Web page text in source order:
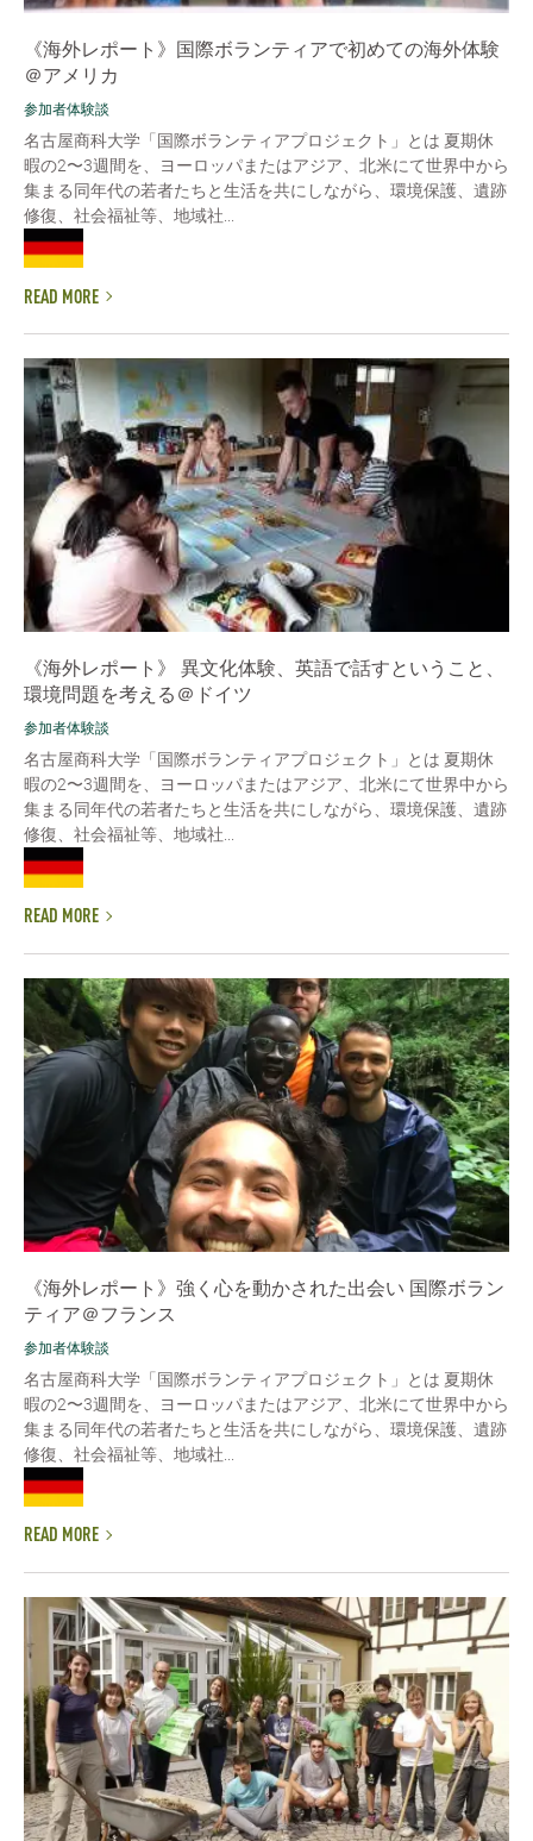
《海外レポート》国際ボランティアで初めての海外体験
＠アメリカ
参加者体験談
名古屋商科大学「国際ボランティアプロジェクト」とは 夏期休
暇の2〜3週間を、ヨーロッパまたはアジア、北米にて世界中から
集まる同年代の若者たちと生活を共にしながら、環境保護、遺跡
修復、社会福祉等、地域社...
READ MORE
《海外レポート》 異文化体験、英語で話すということ、
環境問題を考える＠ドイツ
参加者体験談
名古屋商科大学「国際ボランティアプロジェクト」とは 夏期休
暇の2〜3週間を、ヨーロッパまたはアジア、北米にて世界中から
集まる同年代の若者たちと生活を共にしながら、環境保護、遺跡
修復、社会福祉等、地域社...
READ MORE
《海外レポート》強く心を動かされた出会い 国際ボラン
ティア＠フランス
参加者体験談
名古屋商科大学「国際ボランティアプロジェクト」とは 夏期休
暇の2〜3週間を、ヨーロッパまたはアジア、北米にて世界中から
集まる同年代の若者たちと生活を共にしながら、環境保護、遺跡
修復、社会福祉等、地域社...
READ MORE